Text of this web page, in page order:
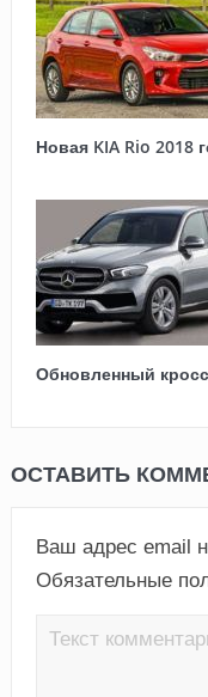
Новая KIA Rio 2018
Обновленный
ОСТАВИТЬ
Ваш адрес email
Обязательные